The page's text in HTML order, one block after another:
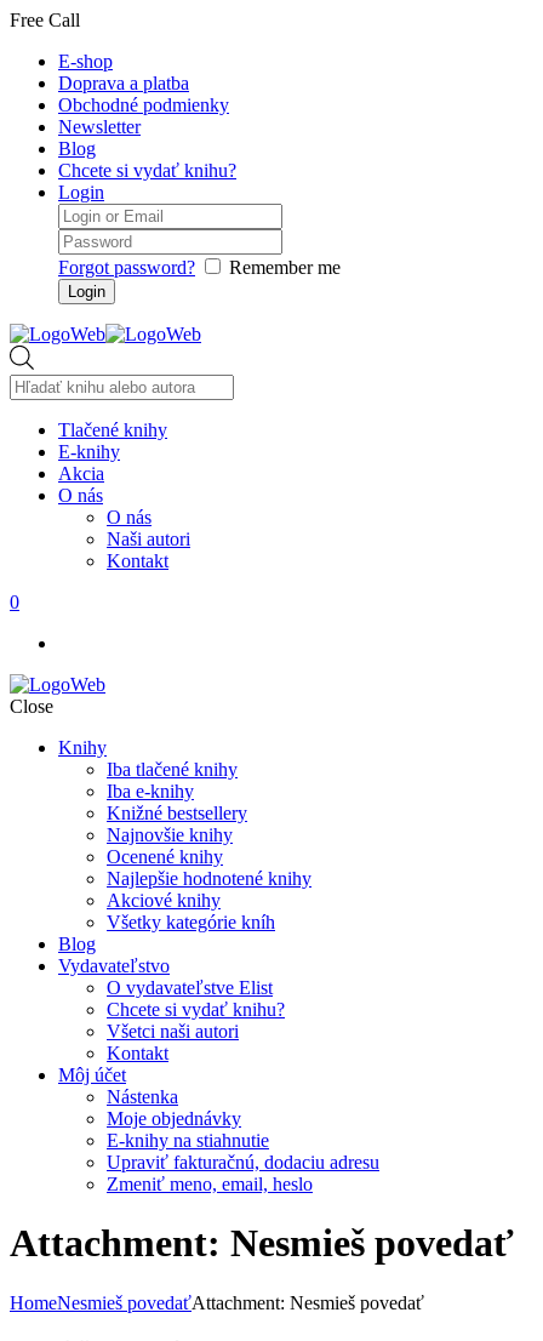
Free Call
E-shop
Doprava a platba
Obchodné podmienky
Newsletter
Blog
Chcete si vydať knihu?
Login
Forgot password? Remember me
search
Tlačené knihy
E-knihy
Akcia
O nás
O nás
Naši autori
Kontakt
0
Close
Knihy
Iba tlačené knihy
Iba e-knihy
Knižné bestsellery
Najnovšie knihy
Ocenené knihy
Najlepšie hodnotené knihy
Akciové knihy
Všetky kategórie kníh
Blog
Vydavateľstvo
O vydavateľstve Elist
Chcete si vydať knihu?
Všetci naši autori
Kontakt
Môj účet
Nástenka
Moje objednávky
E-knihy na stiahnutie
Upraviť fakturačnú, dodaciu adresu
Zmeniť meno, email, heslo
Attachment: Nesmieš povedať
HomeNesmieš povedaťAttachment: Nesmieš povedať